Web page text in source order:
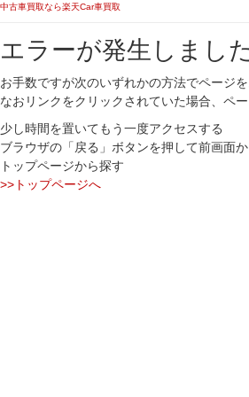
中古車買取なら楽天Car車買取
エラーが発生しまし
お手数ですが次のいずれかの方法でページを
なおリンクをクリックされていた場合、ペ
少し時間を置いてもう一度アクセスする
ブラウザの「戻る」ボタンを押して前画面
トップページから探す
>>トップページへ